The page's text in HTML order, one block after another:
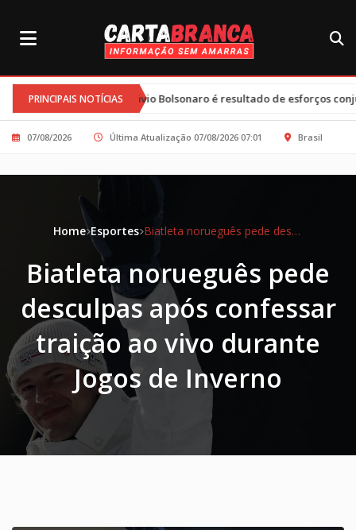
PRINCIPAIS NOTÍCIAS
e Flávio Bolsonaro é resultado de esforços conjuntos e clima
07/08/2026 Última Atualização 07/08/2026 07:01 Brasil
Home Esportes Biatleta norueguês pede desculpas após confessar traição ao vivo durante Jogos de Inverno
Biatleta norueguês pede
desculpas após confessar
traição ao vivo durante
Jogos de Inverno